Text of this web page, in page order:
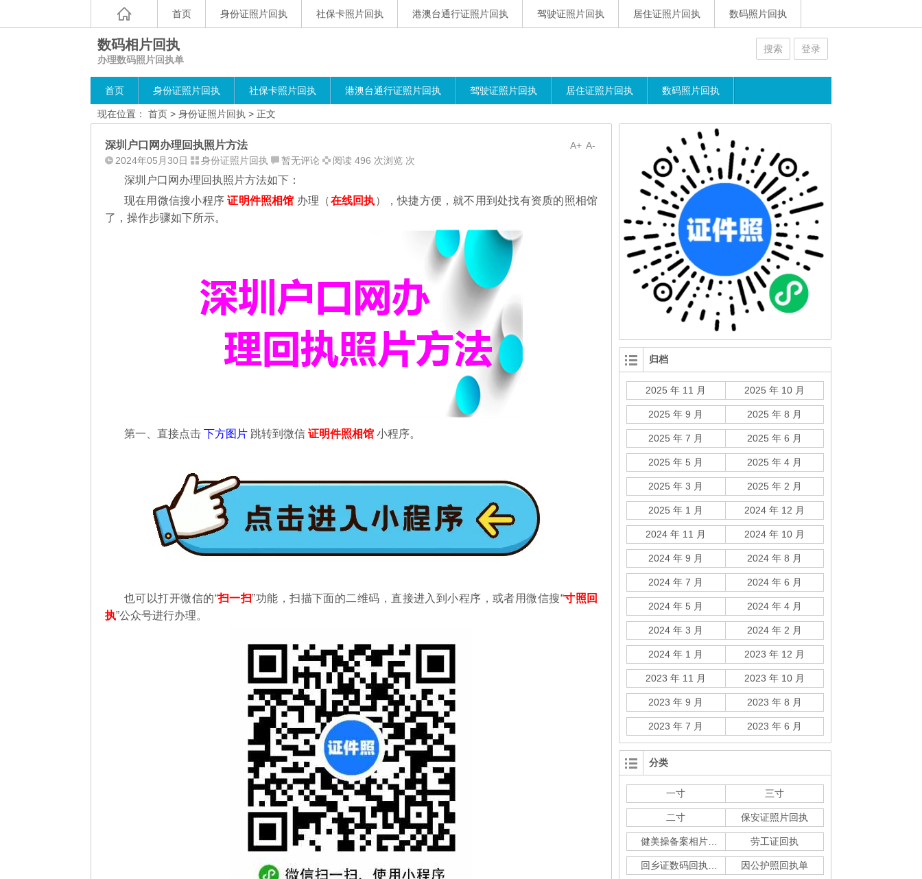
首页 身份证照片回执 社保卡照片回执 港澳台通行证照片回执 驾驶证照片回执 居住证照片回执 数码照片回执
数码相片回执
办理数码照片回执单
搜索 登录
首页 身份证照片回执 社保卡照片回执 港澳台通行证照片回执 驾驶证照片回执 居住证照片回执 数码照片回执
现在位置： 首页 > 身份证照片回执 > 正文
A-
A+
深圳户口网办理回执照片方法
2024年05月30日 身份证照片回执 暂无评论 阅读 496 次浏览 次
深圳户口网办理回执照片方法如下：
现在用微信搜小程序证明件照相馆 办理（在线回执），快捷方便，就不用到处找有资质的照相馆
了，操作步骤如下所示。
第一、直接点击 下方图片 跳转到微信 证明件照相馆 小程序。
也可以打开微信的“扫一扫”功能，扫描下面的二维码，直接进入到小程序，或者用微信搜“寸照回
执”公众号进行办理。
归档
2025 年 11 月 2025 年 10 月
2025 年 9 月 2025 年 8 月
2025 年 7 月 2025 年 6 月
2025 年 5 月 2025 年 4 月
2025 年 3 月 2025 年 2 月
2025 年 1 月 2024 年 12 月
2024 年 11 月 2024 年 10 月
2024 年 9 月 2024 年 8 月
2024 年 7 月 2024 年 6 月
2024 年 5 月 2024 年 4 月
2024 年 3 月 2024 年 2 月
2024 年 1 月 2023 年 12 月
2023 年 11 月 2023 年 10 月
2023 年 9 月 2023 年 8 月
2023 年 7 月 2023 年 6 月
分类
一寸 三寸
二寸 保安证照片回执
劳工证回执
因公护照回执单